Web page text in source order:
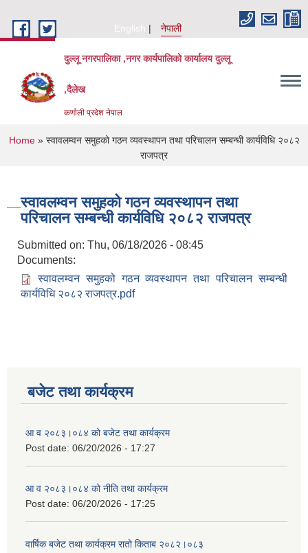
English
नेपाली
दुल्लू नगरपालिका ,नगर कार्यपालिकाे कार्यालय दुल्लू
,दैलेख
कर्णाली प्रदेश नेपाल
You are here
Home» स्वावलम्वन समुहको गठन व्यवस्थापन तथा परिचालन सम्बन्धी कार्यविधि २०८२
राजपत्र
स्वावलम्वन समुहको गठन व्यवस्थापन तथा
परिचालन सम्बन्धी कार्यविधि २०८२ राजपत्र
Submitted on: Thu, 06/18/2026 - 08:45
Documents:
स्वावलम्वन समुहको गठन व्यवस्थापन तथा परिचालन सम्बन्धी
कार्यविधि २०८२ राजपत्र.pdf
बजेट तथा कार्यक्रम
आ व २०८३।०८४ को बजेट तथा कार्यक्रम
Post date: 06/20/2026 - 17:27
आ व २०८३।०८४ को नीति तथा कार्यक्रम
Post date: 06/20/2026 - 17:25
वार्षिक बजेट तथा कार्यक्रम रातो किताब २०८२।०८३